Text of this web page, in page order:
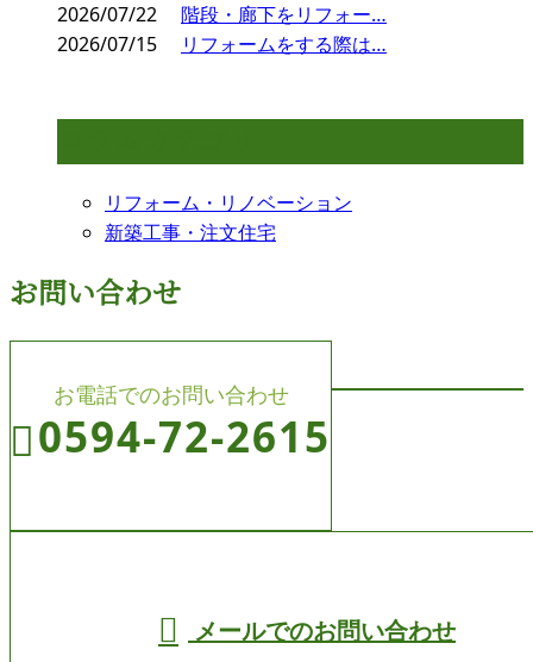
2026/07/22
階段・廊下をリフォー…
2026/07/15
リフォームをする際は…
リフォーム・リノベーション
新築工事・注文住宅
お問い合わせ
お電話でのお問い合わせ
0594-72-2615
メールでのお問い合わせ